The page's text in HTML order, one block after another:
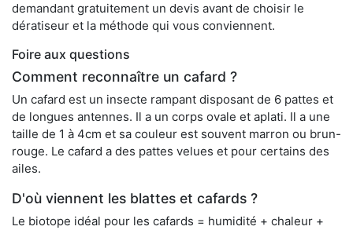
demandant gratuitement un devis avant de choisir le
dératiseur et la méthode qui vous conviennent.
Foire aux questions
Comment reconnaître un cafard ?
Un cafard est un insecte rampant disposant de 6 pattes et
de longues antennes. Il a un corps ovale et aplati. Il a une
taille de 1 à 4cm et sa couleur est souvent marron ou brun-
rouge. Le cafard a des pattes velues et pour certains des
ailes.
D'où viennent les blattes et cafards ?
Le biotope idéal pour les cafards = humidité + chaleur +